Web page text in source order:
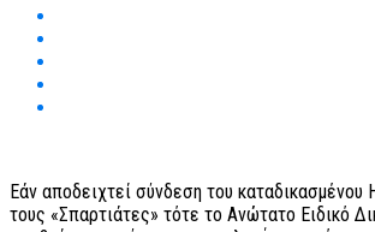
Εάν αποδειχτεί σύνδεση του καταδικασμένου
τους «Σπαρτιάτες» τότε το Ανώτατο Ειδικό